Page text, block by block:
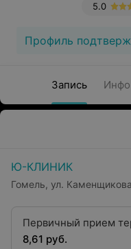
5.0
Профиль
Запись Инфо
Ю-КЛИНИК
Гомель, ул.
Первичный прием
8,61 руб.